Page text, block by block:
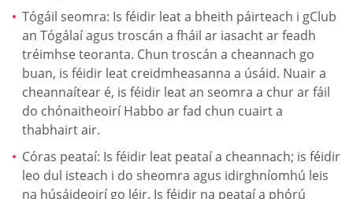
Tógáil seomra: Is féidir leat a bheith páirteach i gClub
an Tógálaí agus troscán a fháil ar iasacht ar feadh
tréimhse teoranta. Chun troscán a cheannach go
buan, is féidir leat creidmheasanna a úsáid. Nuair a
cheannaítear é, is féidir leat an seomra a chur ar fáil
do chónaitheoirí Habbo ar fad chun cuairt a
thabhairt air.
Córas peataí: Is féidir leat peataí a cheannach; is féidir
leo dul isteach i do sheomra agus idirghníomhú leis
na húsáideoirí go léir. Is féidir na peataí a phórú